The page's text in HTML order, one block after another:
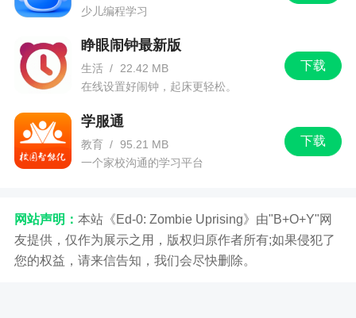
少儿编程学习
下载
睁眼闹钟最新版
生活 / 22.42 MB
在线设置好闹钟，起床更轻松。
下载
学服通
教育 / 95.21 MB
一个家校沟通的学习平台
网站声明： 本站《Ed-0: Zombie Uprising》由"B+O+Y"网
友提供，仅作为展示之用，版权归原作者所有;如果侵犯了
您的权益，请来信告知，我们会尽快删除。